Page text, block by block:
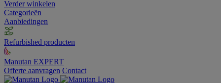
Verder winkelen
Categorieën
Aanbiedingen
Refurbished producten
Manutan EXPERT
Offerte aanvragen Contact